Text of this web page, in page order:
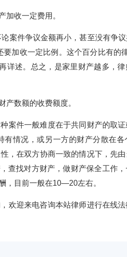
加收一定费用。
案件争议金额再小，甚至没有争
加收一定比例。这个百分比有的
详述。总之，是家里财产越多，
产数额的收费额度。
案件一般难度在于共同财产的取
情况，或另一方的财产分散在各
，在双方协商一致的情况下，先
查找对方财产，做财产保全工作，
，目前一般在10—20左右。
欢迎来电咨询本站律师进行在线